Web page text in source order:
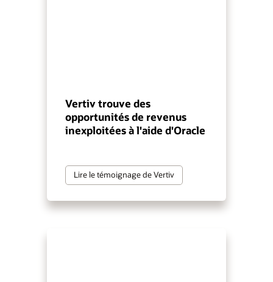
Vertiv trouve des
opportunités de revenus
inexploitées à l'aide d'Oracle
Lire le témoignage de Vertiv